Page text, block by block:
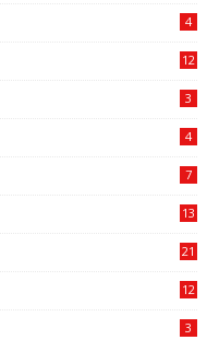
4
12
3
4
7
13
21
12
3